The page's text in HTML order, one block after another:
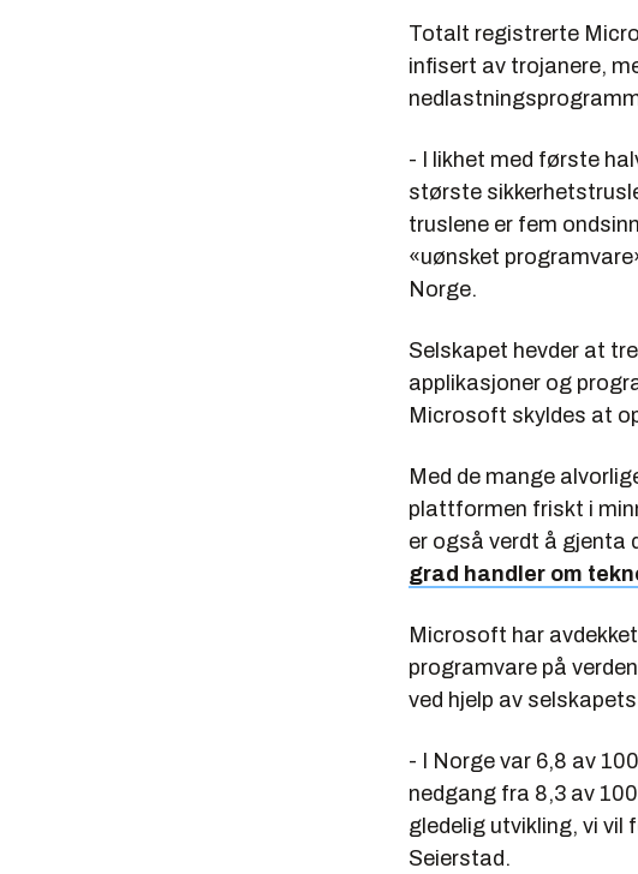
Totalt registrerte
infisert av trojanere,
- I likhet med første
største
truslene er fem
«uønsket
Norge.
Selskapet hevder at
applikasjoner og
Microsoft skyldes at
Med de mange
plattformen friskt i
er også verdt å gjenta
grad handler om
Microsoft har
programvare på
ved hjelp av
- I Norge var 6,8 av
nedgang fra 8,3 av
gledelig utvikling, vi vil
Seierstad.